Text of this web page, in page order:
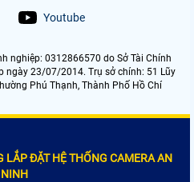
Youtube
nghiệp: 0312866570 do Sở Tài Chính
ngày 23/07/2014. Trụ sở chính: 51 Lũy
Phú Thạnh, Thành Phố Hồ Chí
LẮP ĐẶT HỆ THỐNG CAMERA AN
NINH